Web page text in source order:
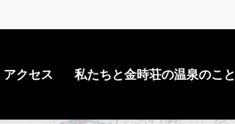
アクセス 私たちと金時荘の温泉のこと